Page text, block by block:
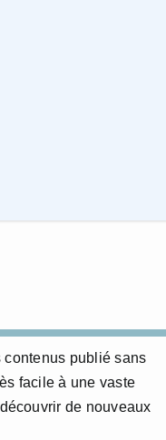
publié sans
facile à une vaste
de nouveaux